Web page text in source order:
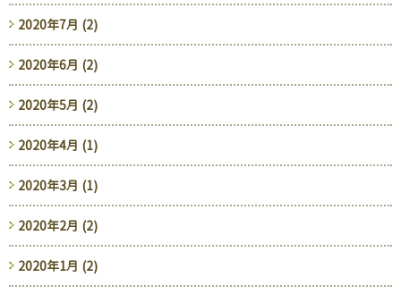
2020年7月 (2)
2020年6月 (2)
2020年5月 (2)
2020年4月 (1)
2020年3月 (1)
2020年2月 (2)
2020年1月 (2)